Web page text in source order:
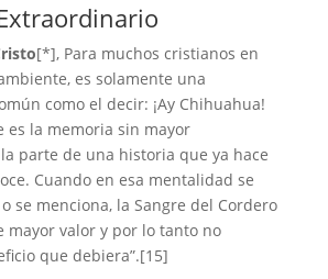
[*], Para muchos cristianos en
es solamente una
como el decir: ¡Ay Chihuahua!
es la memoria sin mayor
parte de una historia que ya hace
Cuando en esa mentalidad se
se menciona, la Sangre del Cordero
mayor valor y por lo tanto no
que debiera”.[15]